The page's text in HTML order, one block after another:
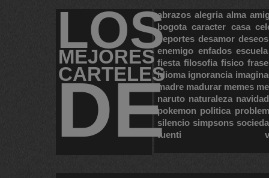
LOS
MEJORES
CARTELES
DE
abrazos alegria alma
bogota caracter casa
deportes desamor deseos
enemigo enfados escuela
fiesta filosofia fisico
idioma ignorancia
madre madurar memes
naruto naturaleza navidad
pokemon politica
silencio simpsons
tuenti